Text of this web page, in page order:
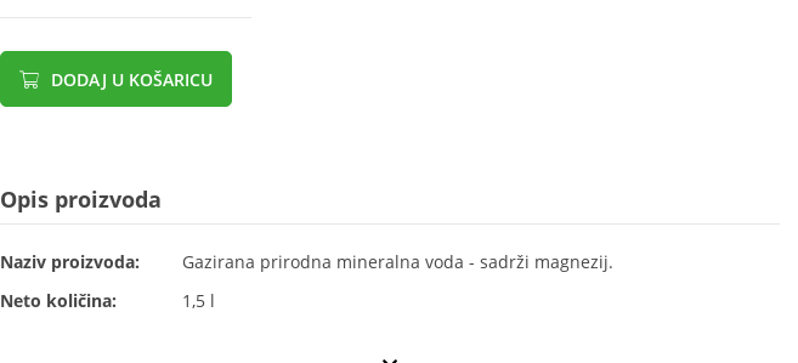
DODAJ U KOŠARICU
Opis proizvoda
Naziv proizvoda:
Gazirana prirodna mineralna voda - sadrži magnezij.
Neto količina:
1,5 l